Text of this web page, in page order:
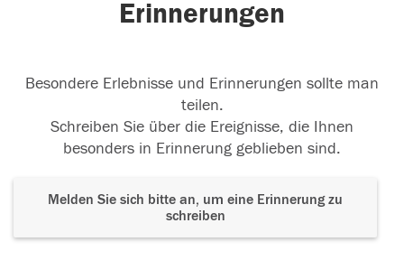
Erinnerungen
Besondere Erlebnisse und Erinnerungen sollte man
teilen.
Schreiben Sie über die Ereignisse, die Ihnen
besonders in Erinnerung geblieben sind.
Melden Sie sich bitte an, um eine Erinnerung zu
schreiben